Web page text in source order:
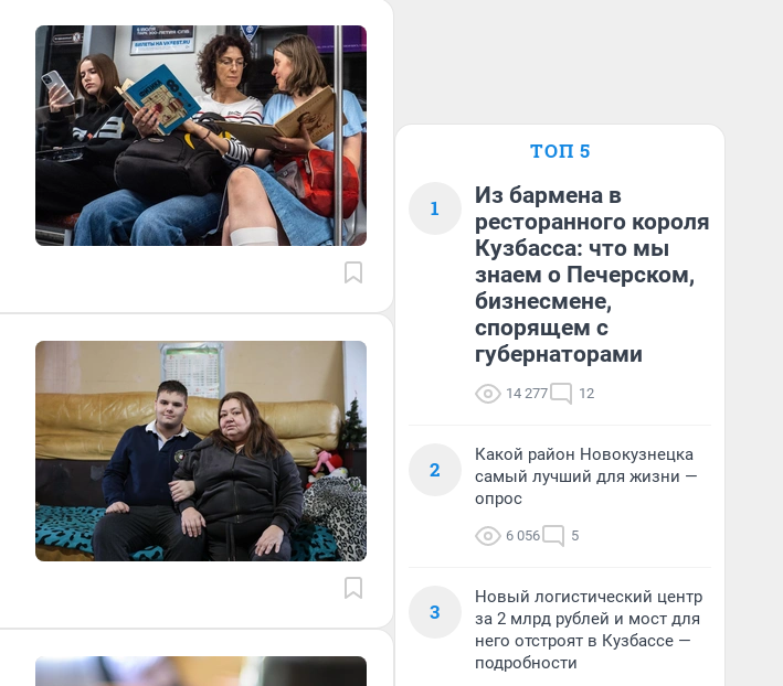
ТОП 5
1
Из бармена в
ресторанного короля
Кузбасса: что мы
знаем о Печерском,
бизнесмене,
спорящем с
губернаторами
14 277 12
2
Какой район Новокузнецка
самый лучший для жизни —
опрос
6 056 5
3
Новый логистический центр
за 2 млрд рублей и мост для
него отстроят в Кузбассе —
подробности